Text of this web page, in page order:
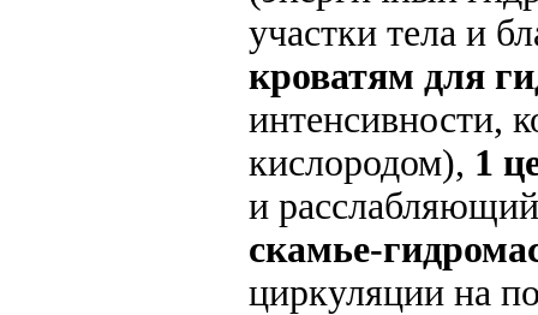
участки тела и
кроватям для
интенсивности,
кислородом), 1
и
скамье-
циркуляции на